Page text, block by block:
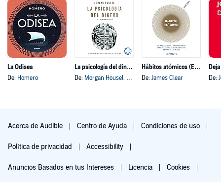
La Odisea
De: Homero
La psicología del dinero
De: Morgan Housel, y otros
Hábitos atómicos (Español neutro)
De: James Clear
De:
Acerca de Audible Centro de Ayuda Condiciones de uso
Política de privacidad Accessibility
Anuncios Basados en tus Intereses Licencia Cookies